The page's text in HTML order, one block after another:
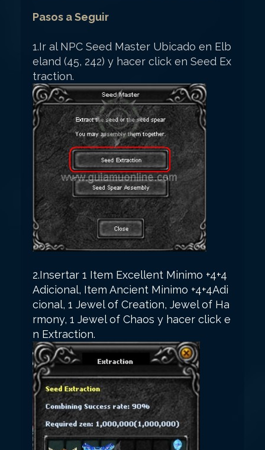
Pasos a Seguir
1.Ir al NPC Seed Master Ubicado en Elb
eland (45, 242) y hacer click en Seed Ex
traction.
2.Insertar 1 Item Excellent Minimo +4+4
Adicional, Item Ancient Minimo +4+4Adi
cional, 1 Jewel of Creation, Jewel of Ha
rmony, 1 Jewel of Chaos y hacer click e
n Extraction.